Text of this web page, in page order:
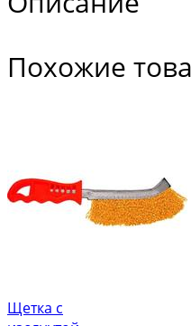
Похожие
Щетка с